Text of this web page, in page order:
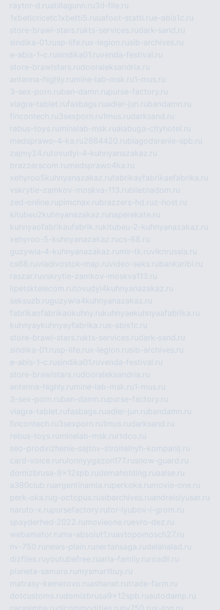
raytor-d.ruatillagunn.ru3d-file.ru
1xbeticricetc1xbetti5.ruuafoot-statti.rue-abis1c.ru
store-brawl-stars.rukts-services.rudark-sand.ru
sindika-01.rusp-life.rux-legion.rusib-archives.ru
e-abis-1-c.rusindika01.ruvenda-festival.ru
store-brawlstars.rudooraleksandria.ru
antenna-highly.ru mine-lab-msk.ru1-mus.ru
3-sex-porn.ruban-damn.rupurse-factory.ru
viagra-tablet.rufasbags.ruadler-jun.rubandamn.ru
fincontech.ru3sexporn.ru1mus.rudarksand.ru
rebus-toys.ru minelab-msk.rualabuga-cityhotel.ru
medsprawo-4-ka.ru2864420.rublagodarenie-spb.ru
zajmy24.rutovudyi-4-kuhnyanazakaz.ru
brazzerscom.ru medsprawo4ka.ru
xehyroo5kuhnyanazakaz.rufabrikayfabrikaefabrika.ru
vskrytie-zamkov-moskva-113.rubiletnadom.ru
zed-online.rupimchax.rubrazzers-hd.ruz-host.ru
kitubeu2kuhnyanazakaz.ru naperekate.ru
kuhnyaofabrikaufabrik.rukitubeu-2-kuhnyanazakaz.ru
xehyroo-5-kuhnyanazakaz.rucs-68.ru
guzywia-4-kuhnyanazakaz.ru mir-tk.ruvlknrussia.ru
cs68.ruvladivostok-map.ruvideo-seks.rubankaribi.ru
raszar.ruvskrytie-zamkov-moskva113.ru
lipetsktelecom.rutovudyi4kuhnyanazakaz.ru
seksuzb.ruguzywia4kuhnyanazakaz.ru
fabrikaofabrikaokuhny.rukuhnyaekuhnyaafabrika.ru
kuhnyaykuhnyayfabrika.rue-abis1c.ru
store-brawl-stars.rukts-services.rudark-sand.ru
sindika-01.rusp-life.rux-legion.rusib-archives.ru
e-abis-1-c.rusindika01.ruvenda-festival.ru
store-brawlstars.rudooraleksandria.ru
antenna-highly.ru mine-lab-msk.ru1-mus.ru
3-sex-porn.ruban-damn.rupurse-factory.ru
viagra-tablet.rufasbags.ruadler-jun.rubandamn.ru
fincontech.ru3sexporn.ru1mus.rudarksand.ru
rebus-toys.ru minelab-msk.ru rtdco.ru
seo-prodvizhenie-sajtov-stroitelnyh-kompanij.ru
card-voice.ru rulonnyygazon177.rusnow-guard.ru
domizbrusa-9x12spb.rudemaholding.ruaalse.ru
a380club.ruargentinamia.ruperkoka.ru movie-one.ru
perk-oka.rug-octopus.rusibarchives.ruandreislyusar.ru
naruto-x.rupursefactory.rutor-lyubov-i-grom.ru
spayderhed-2022.ru movieone.ruevro-dez.ru
webamator.ru ma-absolut1.ruavtopomosch27.ru
nv-750.ru news-plain.ru nertansaga.rudelanalad.ru
dizfiles.ruyoutubefree.ruaria-family.ru roadli.ru
planeta-samara.ru mysmartbuy.ru
matrasy-kemerovo.ruashanet.rutrade-farm.ru
dotcustoms.rudomizbrusa9x12spb.ruautodamp.ru